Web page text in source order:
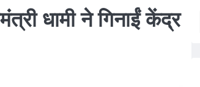
धामी ने गिनाईं केंद्र